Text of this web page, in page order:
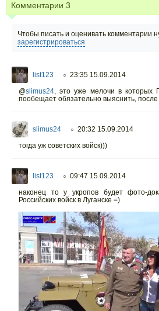
Комментарии 3
Чтобы писать и оценивать комментарии
зарегистрироваться
list123 ○ 23:35 15.09.2014
@slimus24,это уже мелочи в которых
пообещает обязательно выяснить,
slimus24 ○ 20:32 15.09.2014
тогда уж советских войск)))
list123 ○ 09:47 15.09.2014
наконец то у укропов будет фото-
Российских войск в Луганске =)